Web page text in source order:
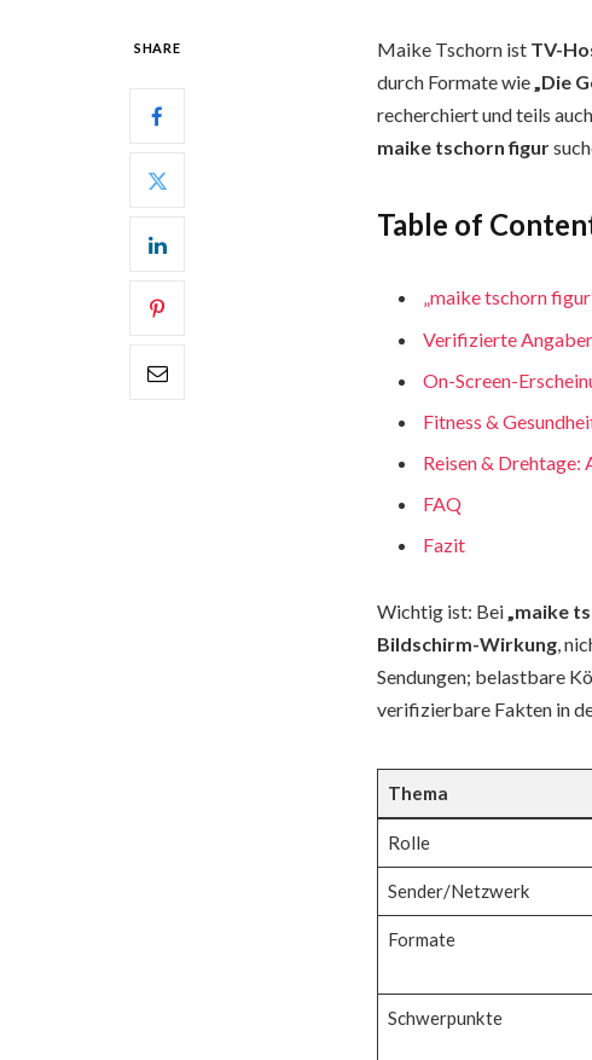
SHARE Maike Tschorn ist TV-
durch Formate wie„Die
recherchiert und teils
maike tschorn figur
Table of
„maike tschorn
Verifizierte
On-Screen-
Fitness &
Reisen &
FAQ
Fazit
Wichtig ist: Bei„maike
Bildschirm-Wirkung,
Sendungen; belastbare
verifizierbare Fakten in
Thema
Rolle
Sender/Netzwerk
Formate
Schwerpunkte